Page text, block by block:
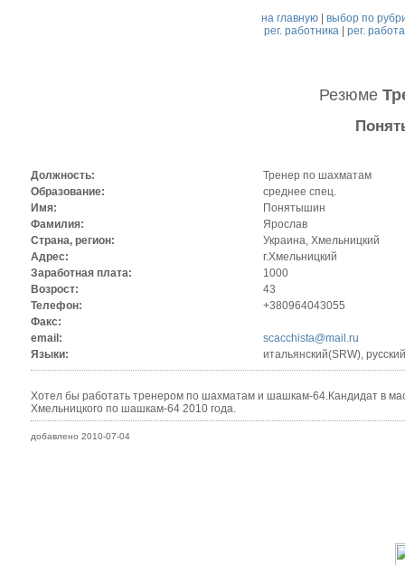
на главную |выбор по
рег. работника| рег.
Резюме
Должность:
Тренер по шахматам
Образование:
среднее спец.
Имя:
Понятышин
Фамилия:
Ярослав
Страна, регион:
Украина, Хмельницкий
Адрес:
г.Хмельницкий
Заработная плата:
1000
Возрост:
43
Телефон:
+380964043055
Факс:
email:
scacchista@mail.ru
Языки:
итальянский(SRW),
Хотел бы работать тренером по шахматам и шашкам-64.Кандидат в
Хмельницкого по шашкам-64 2010 года.
добавлено 2010-07-04